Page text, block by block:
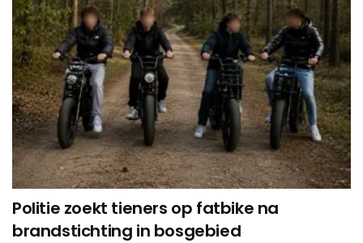
Politie zoekt tieners op fatbike na
brandstichting in bosgebied